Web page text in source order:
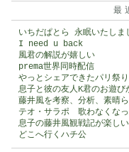
最
いちだぱとら 永眠いたしま
I need u back
風君の解説が嬉しい
prema世界同時配信
やっとシェアできたパリ祭
息子と彼の友人K君のお遊
藤井風を考察、分析、素晴
テオ・サラポ 歌わなくな
息子の藤井風観戦記が楽しい
どこへ行くハチ公